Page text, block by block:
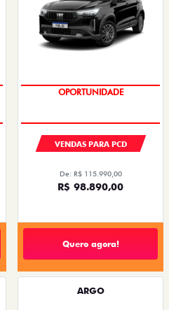
OPORTUNIDADE
VENDAS PARA PCD
De: R$ 115.990,00
R$ 98.890,00
Quero agora!
ARGO